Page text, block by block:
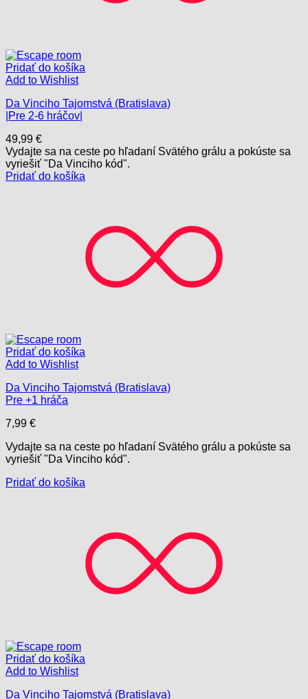
Pridať do košíka
Add to Wishlist
Da Vinciho Tajomstvá (Bratislava)
|Pre 2-6 hráčov|
49,99 €
Vydajte sa na ceste po hľadaní Svätého grálu a pokúste sa
vyriešiť "Da Vinciho kód".
Pridať do košíka
Pridať do košíka
Add to Wishlist
Da Vinciho Tajomstvá (Bratislava)
Pre +1 hráča
7,99 €
Vydajte sa na ceste po hľadaní Svätého grálu a pokúste sa
vyriešiť "Da Vinciho kód".
Pridať do košíka
Pridať do košíka
Add to Wishlist
Da Vinciho Tajomstvá (Bratislava)